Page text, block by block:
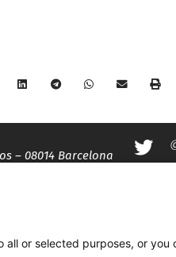
– 08014 Barcelona
or selected purposes, or you